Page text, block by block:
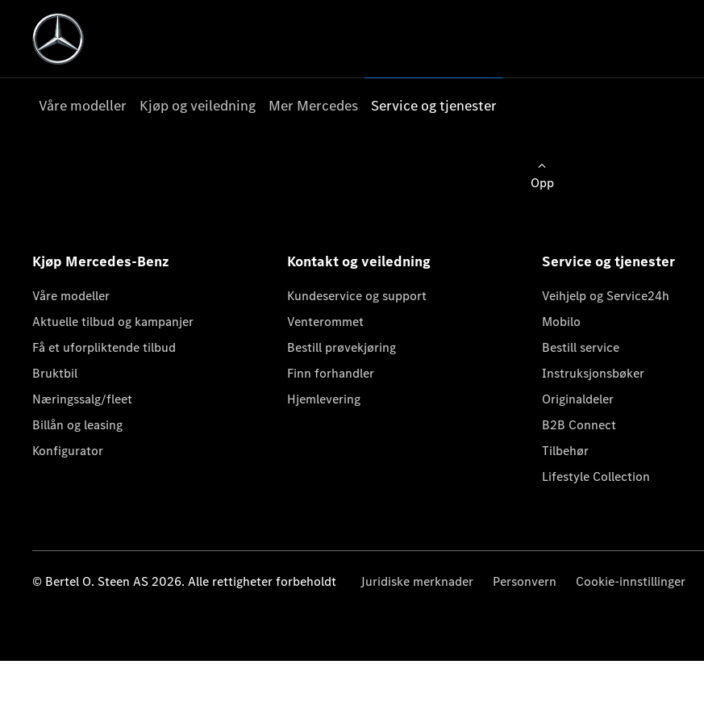
Våre modeller Kjøp og veiledning Mer Mercedes Service og tjenester
Opp
Kjøp Mercedes-Benz
Våre modeller
Aktuelle tilbud og kampanjer
Få et uforpliktende tilbud
Bruktbil
Næringssalg/fleet
Billån og leasing
Konfigurator
Kontakt og veiledning
Kundeservice og support
Venterommet
Bestill prøvekjøring
Finn forhandler
Hjemlevering
Service og tjenester
Veihjelp og Service24h
Mobilo
Bestill service
Instruksjonsbøker
Originaldeler
B2B Connect
Tilbehør
Lifestyle Collection
© Bertel O. Steen AS 2026. Alle rettigheter forbeholdt Juridiske merknader Personvern Cookie-innstillinger